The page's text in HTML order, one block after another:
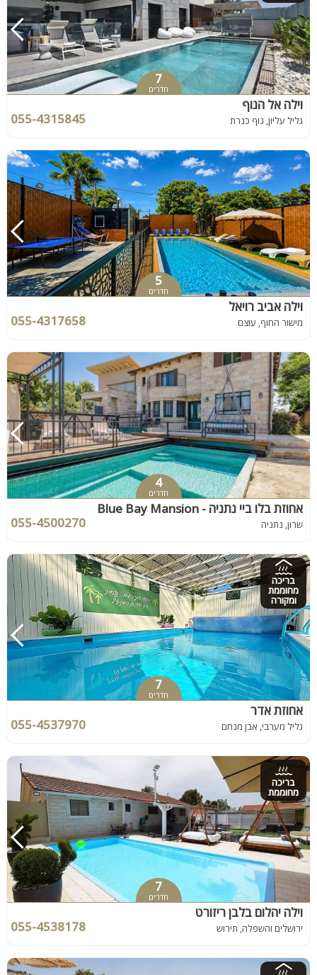
7
חדרים
וילה אל הנוף
גליל עליון, נוף כנרת 055-4315845
5
חדרים
וילה אביב רויאל
מישור החוף, עוצם 055-4317658
4
חדרים
אחוזת בלו ביי נתניה - Blue Bay Mansion
שרון, נתניה 055-4500270
בריכה
מחוממת
ומקורה
7
חדרים
אחוזת אדר
גליל מערבי, אבן מנחם 055-4537970
בריכה
מחוממת
7
חדרים
וילה יהלום בלבן ריזורט
ירושלים והשפלה, תירוש 055-4538178